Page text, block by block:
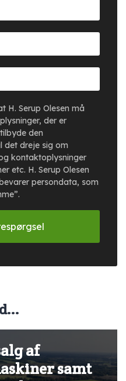
H. Serup Olesen må
der er
den
det dreje sig om
kontaktoplysninger
etc. H. Serup Olesen
persondata, som
af
samt